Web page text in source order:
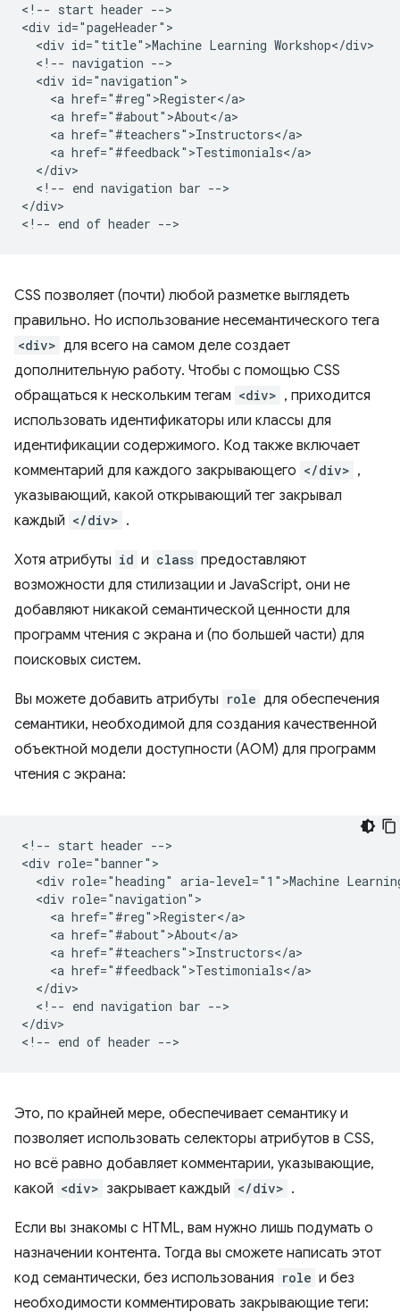
<!-- start header -->
<div id="pageHeader">
  <div id="title">Machine Learning Workshop</div>
  <!-- navigation -->
  <div id="navigation">
    <a href="#reg">Register</a>
    <a href="#about">About</a>
    <a href="#teachers">Instructors</a>
    <a href="#feedback">Testimonials</a>
  </div>
  <!-- end navigation bar -->
</div>
CSS позволяет (почти) любой разметке выглядеть
правильно. Но использование несемантического тега
<div> для всего на самом деле создает
дополнительную работу. Чтобы с помощью CSS
обращаться к нескольким тегам <div> , приходится
использовать идентификаторы или классы для
идентификации содержимого. Код также включает
комментарий для каждого закрывающего </div> ,
указывающий, какой открывающий тег закрывал
каждый </div> .
Хотя атрибуты id и class предоставляют
возможности для стилизации и JavaScript, они не
добавляют никакой семантической ценности для
программ чтения с экрана и (по большей части) для
поисковых систем.
Вы можете добавить атрибуты role для обеспечения
семантики, необходимой для создания качественной
объектной модели доступности (AOM) для программ
чтения с экрана:
<!-- start header -->
<div role="banner">
<div role="heading" aria-level="1">Machine
  <div role="navigation">
    <a href="#reg">Register</a>
    <a href="#about">About</a>
    <a href="#teachers">Instructors</a>
    <a href="#feedback">Testimonials</a>
  </div>
  <!-- end navigation bar -->
</div>
Это, по крайней мере, обеспечивает семантику и
позволяет использовать селекторы атрибутов в CSS,
но всё равно добавляет комментарии, указывающие,
какой <div> закрывает каждый </div> .
Если вы знакомы с HTML, вам нужно лишь подумать о
назначении контента. Тогда вы сможете написать этот
код семантически, без использования role и без
необходимости комментировать закрывающие теги: